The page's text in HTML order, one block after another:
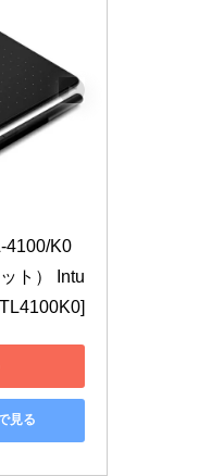
4100/K0
ト） Intu
見る